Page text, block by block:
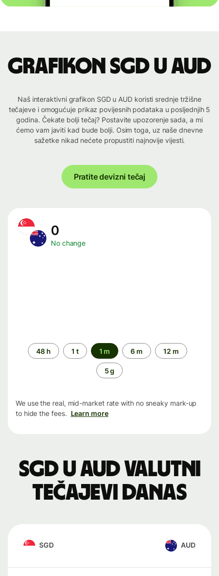
Grafikon SGD u AUD
Naš interaktivni grafikon SGD u AUD koristi srednje tržišne
tečajeve i omogućuje prikaz povijesnih podataka u posljednjih 5
godina. Čekate bolji tečaj? Postavite upozorenje sada, a mi
ćemo vam javiti kad bude bolji. Osim toga, uz naše dnevne
sažetke nikad nećete propustiti najnovije vijesti.
Pratite devizni tečaj
0
No change
Time
period
48 h 1 t 1 m 6 m 12 m
5 g
We use the real, mid-market rate with no sneaky mark-up
to hide the fees. Learn more
SGD u AUD valutni
tečajevi danas
SGD AUD